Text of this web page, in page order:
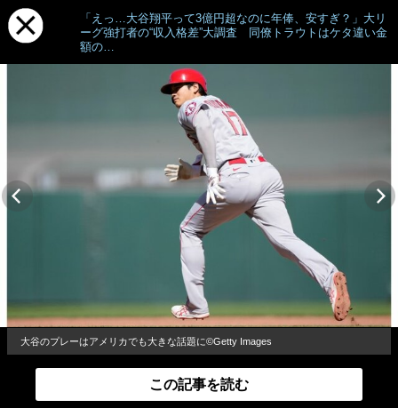
「えっ…大谷翔平って3億円超なのに年俸、安すぎ？」大リ
ーグ強打者の“収入格差”大調査 同僚トラウトはケタ違い金
額の…
大谷のプレーはアメリカでも大きな話題に©Getty Images
この記事を読む